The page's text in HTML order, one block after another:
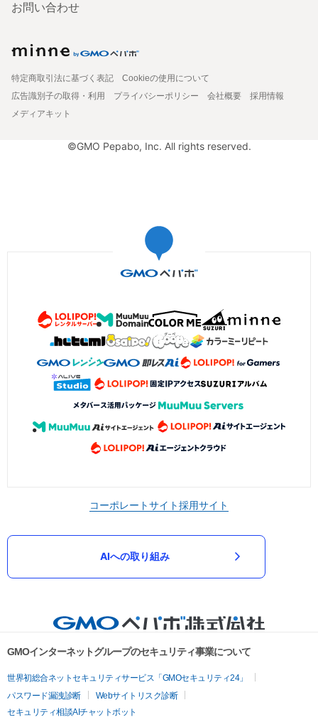
お問い合わせ
特定商取引法に基づく表記
Cookieの使用について
広告識別子の取得・利用
プライバシーポリシー 会社概要
採用情報
メディアキット
©GMO Pepabo, Inc. All rights reserved.
コーポレートサイト採用サイト
AIへの取り組み
GMOインターネットグループのセキュリティ事業について
世界初総合ネットセキュリティサービス「GMOセキュリティ24」
パスワード漏洩診断
Webサイトリスク診断
セキュリティ相談AIチャットボット